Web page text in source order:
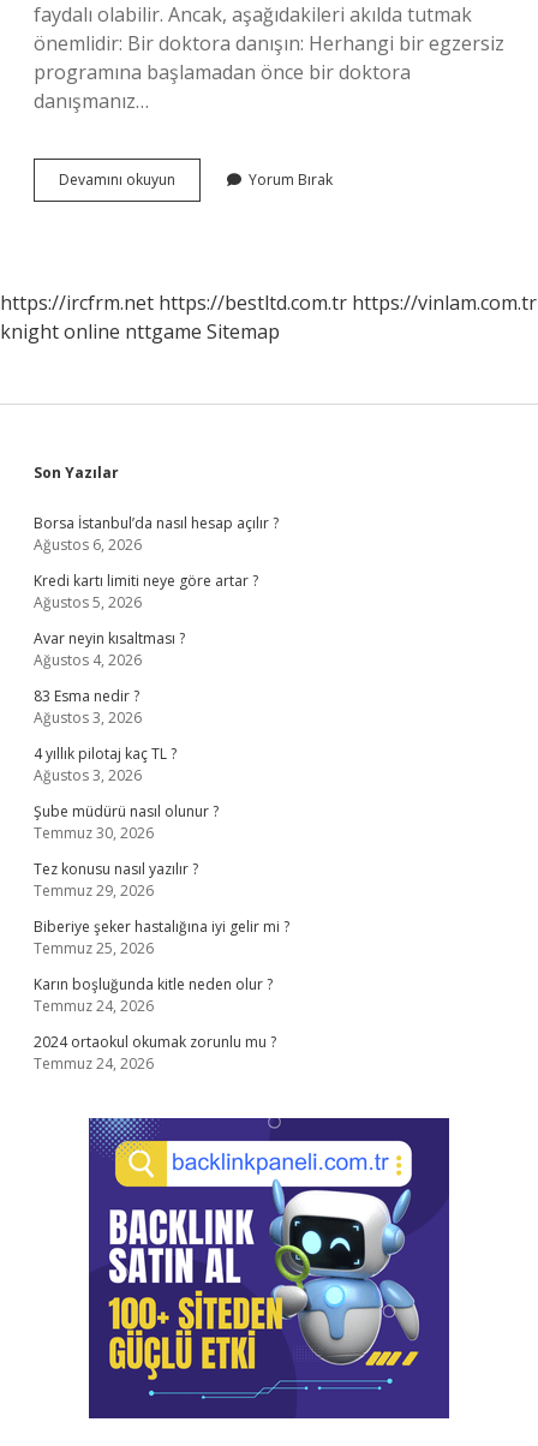
faydalı olabilir. Ancak, aşağıdakileri akılda tutmak
önemlidir: Bir doktora danışın: Herhangi bir egzersiz
programına başlamadan önce bir doktora
danışmanız…
Devamını okuyun
Yaşında
Yorum Bırak
https://ircfrm.net https://bestltd.com.tr https://vinlam.com.tr
knight online nttgame Sitemap
Sidebar
Son Yazılar
Borsa İstanbul’da nasıl hesap açılır ?
Ağustos 6, 2026
Kredi kartı limiti neye göre artar ?
Ağustos 5, 2026
Avar neyin kısaltması ?
Ağustos 4, 2026
83 Esma nedir ?
Ağustos 3, 2026
4 yıllık pilotaj kaç TL ?
Ağustos 3, 2026
Şube müdürü nasıl olunur ?
Temmuz 30, 2026
Tez konusu nasıl yazılır ?
Temmuz 29, 2026
Biberiye şeker hastalığına iyi gelir mi ?
Temmuz 25, 2026
Karın boşluğunda kitle neden olur ?
Temmuz 24, 2026
2024 ortaokul okumak zorunlu mu ?
Temmuz 24, 2026